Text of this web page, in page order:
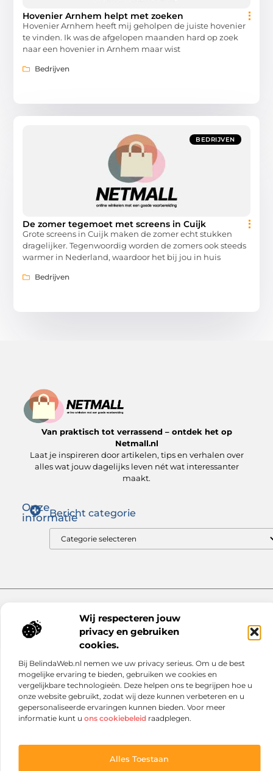
Wij respecteren jouw
privacy en gebruiken
cookies.
Bij BelindaWeb.nl nemen we uw privacy serieus. Om u de best
mogelijke ervaring te bieden, gebruiken we cookies en
vergelijkbare technologieën. Deze helpen ons te begrijpen hoe u
onze website gebruikt, zodat wij deze kunnen verbeteren en u
gepersonaliseerde ervaringen kunnen bieden. Voor meer
informatie kunt u ons cookiebeleid raadplegen.
Alles Toestaan
Hovenier Arnhem helpt met zoeken
Hovenier Arnhem heeft mij geholpen de juiste hovenier
te vinden. Ik was de afgelopen maanden hard op zoek
naar een hovenier in Arnhem maar wist
Bedrijven
BEDRIJVEN
De zomer tegemoet met screens in Cuijk
Grote screens in Cuijk maken de zomer echt stukken
dragelijker. Tegenwoordig worden de zomers ook steeds
warmer in Nederland, waardoor het bij jou in huis
Bedrijven
Van praktisch tot verrassend – ontdek het op
Netmall.nl
Laat je inspireren door artikelen, tips en verhalen over
alles wat jouw dagelijks leven nét wat interessanter
maakt.
Onze
informatieBericht categorie
@2025 www.netmall.nl. All Right Reserved.